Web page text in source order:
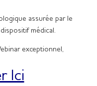
assurée par le
médical.
exceptionnel,
Ici